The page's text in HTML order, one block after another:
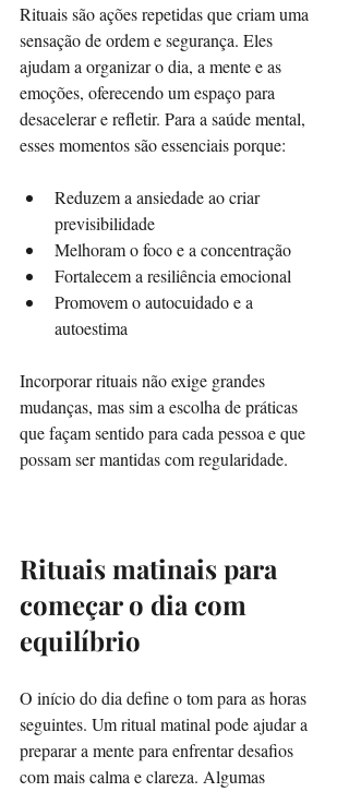
Rituais são ações repetidas que criam uma
sensação de ordem e segurança. Eles
ajudam a organizar o dia, a mente e as
emoções, oferecendo um espaço para
desacelerar e refletir. Para a saúde mental,
esses momentos são essenciais porque:
Reduzem a ansiedade ao criar
previsibilidade
Melhoram o foco e a concentração
Fortalecem a resiliência emocional
Promovem o autocuidado e a
autoestima
Incorporar rituais não exige grandes
mudanças, mas sim a escolha de práticas
que façam sentido para cada pessoa e que
possam ser mantidas com regularidade.
Rituais matinais para
começar o dia com
equilíbrio
O início do dia define o tom para as horas
seguintes. Um ritual matinal pode ajudar a
preparar a mente para enfrentar desafios
com mais calma e clareza. Algumas